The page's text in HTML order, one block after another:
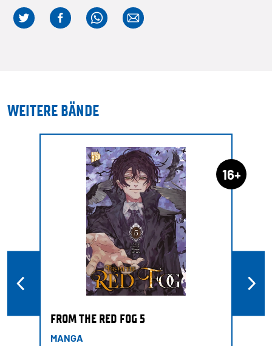
WEITERE BÄNDE
16+
FROM THE RED FOG 5
MANGA